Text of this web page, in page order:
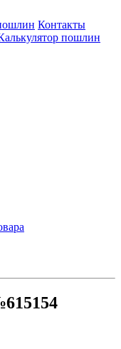
Контакты
пошлин